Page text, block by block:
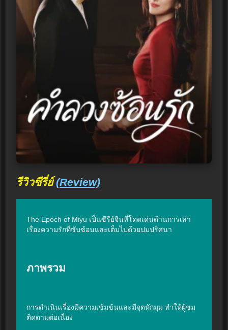
รีวิวซีรี่ย์(Review)
The Epoch of Miyu เป็นซีรีย์จีนที่โดดเด่นด้านการเล่า
เรื่องความรักที่ซับซ้อนและเต็มไปด้วยปมปริศนา
ภาพรวม
การดำเนินเรื่องมีความเข้มข้นและมีจุดหักมุม ทำให้ผู้ชม
ติดตามต่อเนื่อง